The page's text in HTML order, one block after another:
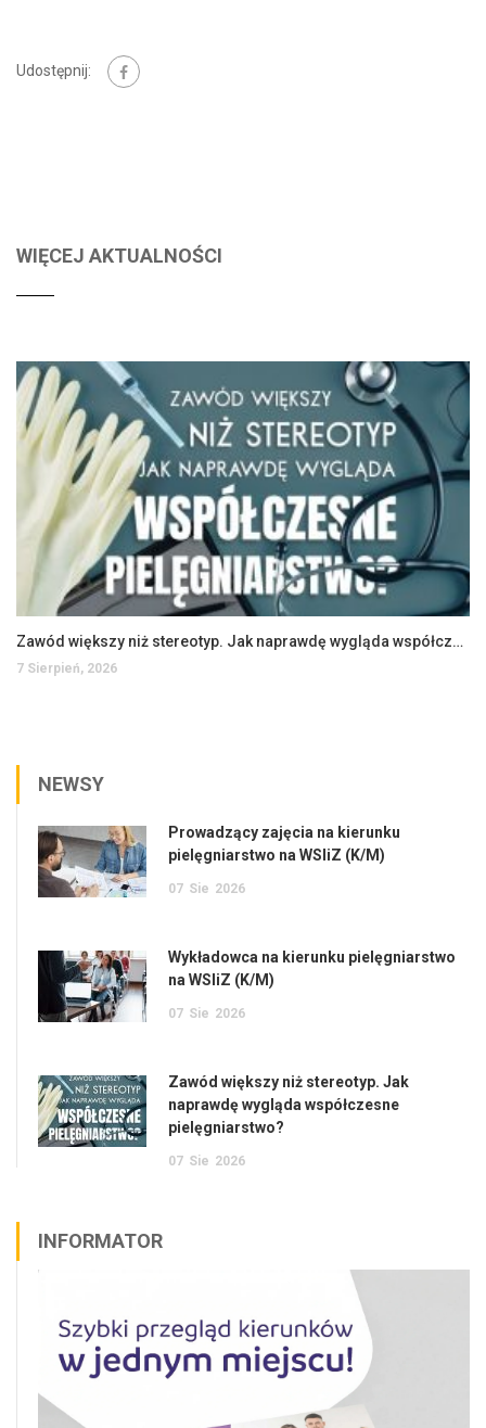
Udostępnij:
WIĘCEJ AKTUALNOŚCI
Zawód większy niż stereotyp. Jak naprawdę wygląda współczesne pielęgniarstwo?
7 Sierpień, 2026
NEWSY
Prowadzący zajęcia na kierunku
pielęgniarstwo na WSIiZ (K/M)
07 Sie 2026
Wykładowca na kierunku pielęgniarstwo
na WSIiZ (K/M)
07 Sie 2026
Zawód większy niż stereotyp. Jak
naprawdę wygląda współczesne
pielęgniarstwo?
07 Sie 2026
INFORMATOR